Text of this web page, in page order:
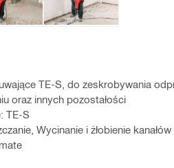
TE-S, do zeskrobywania
oraz innych pozostałości
TE-S
Wycinanie i żłobienie kanałów